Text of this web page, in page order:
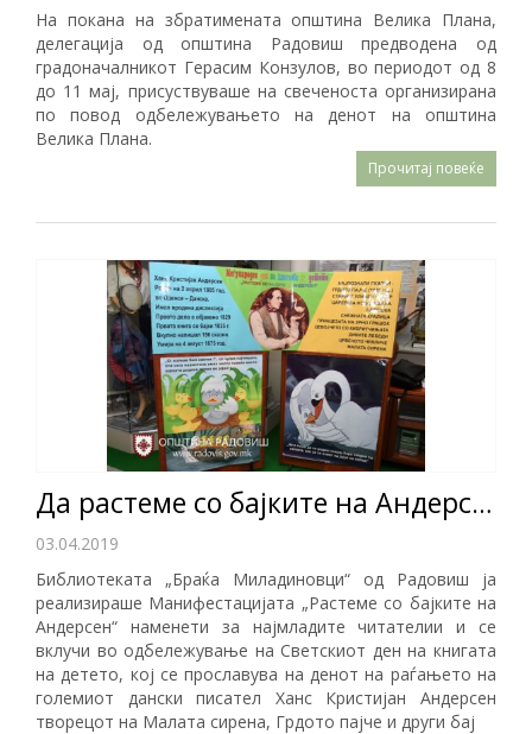
На покана на збратимената општина Велика Плана,
делегација од општина Радовиш предводена од
градоначалникот Герасим Конзулов, во периодот од 8
до 11 мај, присуствуваше на свеченоста организирана
по повод одбележувањето на денот на општина
Велика Плана.
Прочитај повеќе
Да растеме со бајките на Андерсен
03.04.2019
Библиотеката „Браќа Миладиновци“ од Радовиш ја
реализираше Манифестацијата „Растеме со бајките на
Андерсен“ наменети за најмладите читателии и се
вклучи во одбележување на Светскиот ден на книгата
на детето, кој се прославува на денот на раѓањето на
големиот дански писател Ханс Кристијан Андерсен
творецот на Малата сирена, Грдото пајче и други бај